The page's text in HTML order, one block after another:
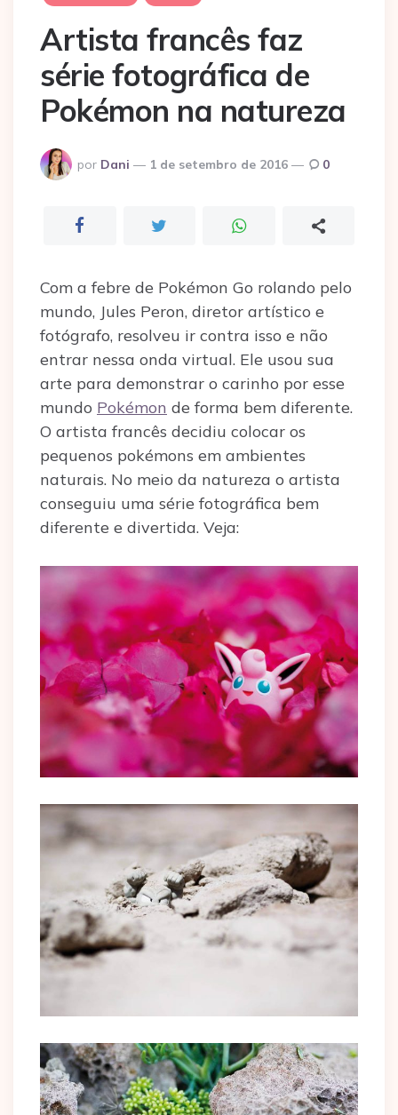
Artista francês faz
série fotográfica de
Pokémon na natureza
Postado
por
por Dani 1 de setembro de 2016 0
Com a febre de Pokémon Go rolando pelo
mundo, Jules Peron, diretor artístico e
fotógrafo, resolveu ir contra isso e não
entrar nessa onda virtual. Ele usou sua
arte para demonstrar o carinho por esse
mundo Pokémon de forma bem diferente.
O artista francês decidiu colocar os
pequenos pokémons em ambientes
naturais. No meio da natureza o artista
conseguiu uma série fotográfica bem
diferente e divertida. Veja: